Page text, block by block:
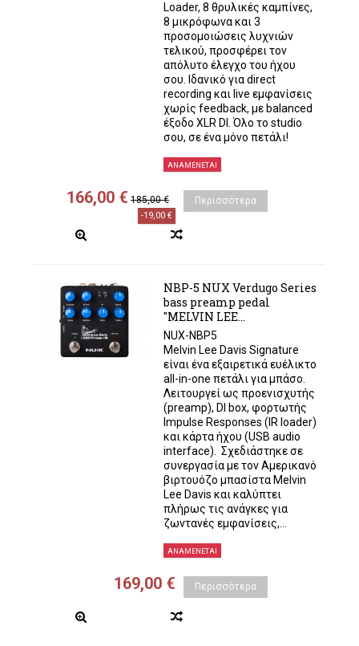
Loader, 8 θρυλικές καμπίνες,
8 μικρόφωνα και 3
προσομοιώσεις λυχνιών
τελικού, προσφέρει τον
απόλυτο έλεγχο του ήχου
σου. Ιδανικό για direct
recording και live εμφανίσεις
χωρίς feedback, με balanced
έξοδο XLR DI. Όλο το studio
σου, σε ένα μόνο πετάλι!
ΑΝΑΜΈΝΕΤΑΙ
166,00 € 185,00 €
-19,00 €
Περισσότερα
NBP-5 NUX Verdugo Series
bass preamp pedal
"MELVIN LEE...
NUX-NBP5
Melvin Lee Davis Signature
είναι ένα εξαιρετικά ευέλικτο
all-in-one πετάλι για μπάσο.
Λειτουργεί ως προενισχυτής
(preamp), DI box, φορτωτής
Impulse Responses (IR loader)
και κάρτα ήχου (USB audio
interface). Σχεδιάστηκε σε
συνεργασία με τον Αμερικανό
βιρτουόζο μπασίστα Melvin
Lee Davis και καλύπτει
πλήρως τις ανάγκες για
ζωντανές εμφανίσεις,...
ΑΝΑΜΈΝΕΤΑΙ
169,00 € Περισσότερα